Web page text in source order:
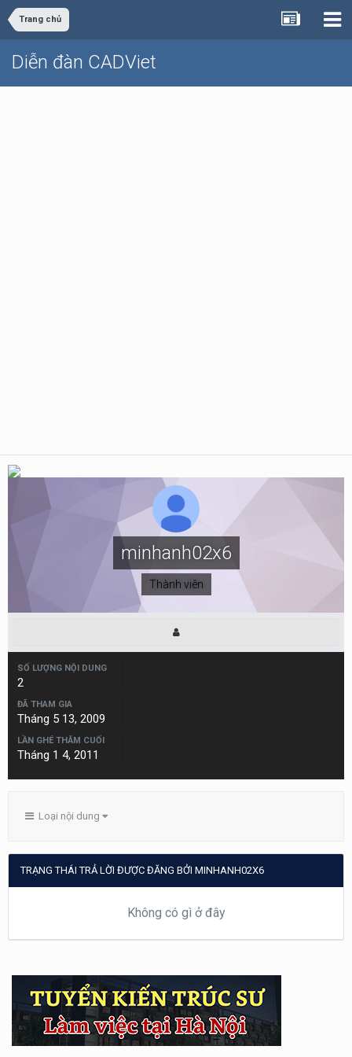
Trang chủ
Diễn đàn CADViet
minhanh02x6
Thành viên
SỐ LƯỢNG NỘI DUNG
2
ĐÃ THAM GIA
Tháng 5 13, 2009
LẦN GHÉ THĂM CUỐI
Tháng 1 4, 2011
Loại nội dung
TRẠNG THÁI TRẢ LỜI ĐƯỢC ĐĂNG BỞI MINHANH02X6
Không có gì ở đây